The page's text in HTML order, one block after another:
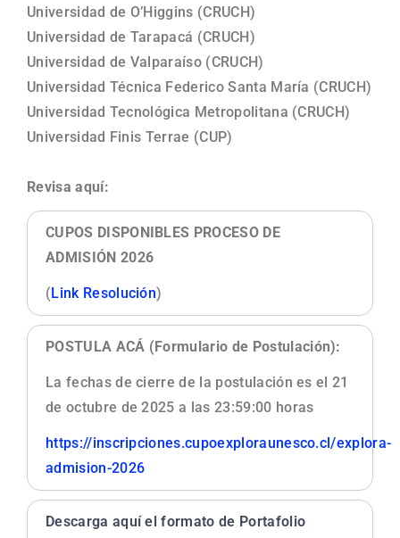
Universidad de O’Higgins (CRUCH)
Universidad de Tarapacá (CRUCH)
Universidad de Valparaíso (CRUCH)
Universidad Técnica Federico Santa María (CRUCH)
Universidad Tecnológica Metropolitana (CRUCH)
Universidad Finis Terrae (CUP)
Revisa aquí:
CUPOS DISPONIBLES PROCESO DE
ADMISIÓN 2026
(Link Resolución)
POSTULA ACÁ (Formulario de Postulación):
La fechas de cierre de la postulación es el 21
de octubre de 2025 a las 23:59:00 horas
https://inscripciones.cupoexploraunesco.cl/explora-
admision-2026
Descarga aquí el formato de Portafolio